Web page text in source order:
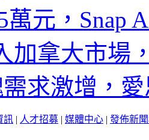
萬元，Snap
加拿大市場
求激增，
訊 | 人才招募 | 媒體中心 | 發佈新